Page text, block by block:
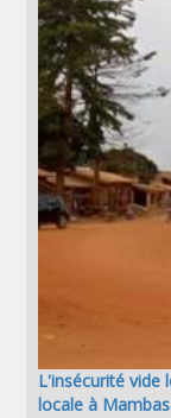
L'insécurité vide
locale à